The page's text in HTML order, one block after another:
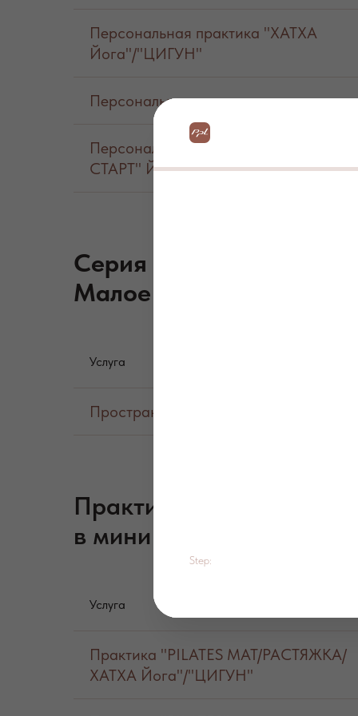
Персональная практика "ХАТХА
Йога"/"ЦИГУН"
Персональная практика для двоих
Персональная практика "ЛЕГКИЙ
СТАРТ" ЙОГА/ЦИГУН/PILATES МАТ
Серия персональных
Малое оборудование
Услуга
Пространство PPL "Pass: Полный
Практика на малом
в мини группе
Услуга
Практика "PILATES МАТ/РАСТЯЖКА/
ХАТХА Йога"/"ЦИГУН"
Step: